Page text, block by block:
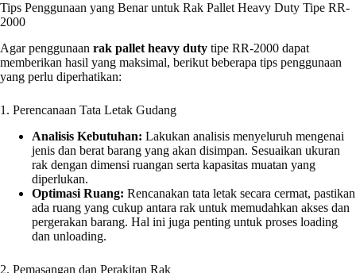
Tips Penggunaan yang Benar untuk Rak Pallet Heavy Duty Tipe RR-
2000
Agar penggunaan rak pallet heavy duty tipe RR-2000 dapat
memberikan hasil yang maksimal, berikut beberapa tips penggunaan
yang perlu diperhatikan:
1. Perencanaan Tata Letak Gudang
Analisis Kebutuhan: Lakukan analisis menyeluruh mengenai
jenis dan berat barang yang akan disimpan. Sesuaikan ukuran
rak dengan dimensi ruangan serta kapasitas muatan yang
diperlukan.
Optimasi Ruang: Rencanakan tata letak secara cermat, pastikan
ada ruang yang cukup antara rak untuk memudahkan akses dan
pergerakan barang. Hal ini juga penting untuk proses loading
dan unloading.
2. Pemasangan dan Perakitan Rak